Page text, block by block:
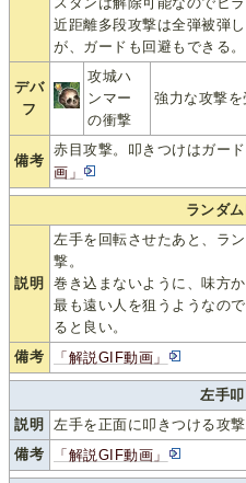
近距離多段攻撃は全弾被弾
が、ガードも回避もできる。
デバ
フ
攻城ハ
ンマー
の衝撃
強力な攻撃を
備考
赤目攻撃。叩きつけはガード
画」
ランダ
説明
左手を回転させたあと、ラ
撃。
巻き込まないように、味方か
最も遠い人を狙うようなの
ると良い。
備考
「解説GIF動画」
左手
説明
左手を正面に叩きつける攻撃
備考
「解説GIF動画」